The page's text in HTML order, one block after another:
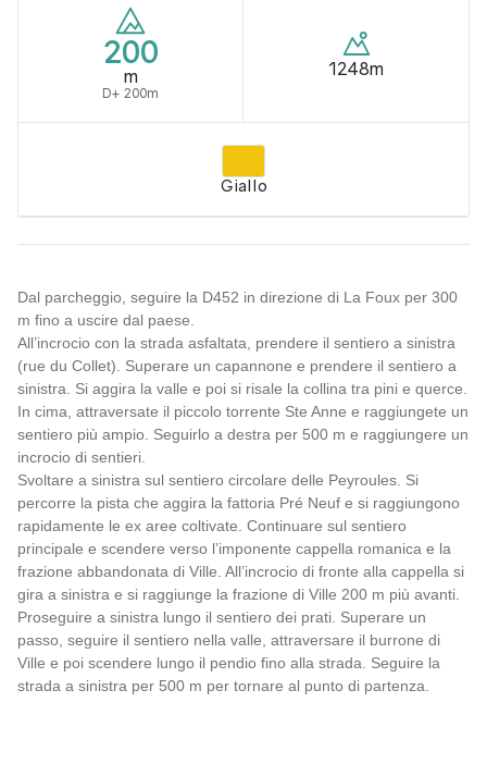
200
m
D+ 200m
1248m
Giallo
Dal parcheggio, seguire la D452 in direzione di La Foux per 300
m fino a uscire dal paese.
All’incrocio con la strada asfaltata, prendere il sentiero a sinistra
(rue du Collet). Superare un capannone e prendere il sentiero a
sinistra. Si aggira la valle e poi si risale la collina tra pini e querce.
In cima, attraversate il piccolo torrente Ste Anne e raggiungete un
sentiero più ampio. Seguirlo a destra per 500 m e raggiungere un
incrocio di sentieri.
Svoltare a sinistra sul sentiero circolare delle Peyroules. Si
percorre la pista che aggira la fattoria Pré Neuf e si raggiungono
rapidamente le ex aree coltivate. Continuare sul sentiero
principale e scendere verso l’imponente cappella romanica e la
frazione abbandonata di Ville. All’incrocio di fronte alla cappella si
gira a sinistra e si raggiunge la frazione di Ville 200 m più avanti.
Proseguire a sinistra lungo il sentiero dei prati. Superare un
passo, seguire il sentiero nella valle, attraversare il burrone di
Ville e poi scendere lungo il pendio fino alla strada. Seguire la
strada a sinistra per 500 m per tornare al punto di partenza.